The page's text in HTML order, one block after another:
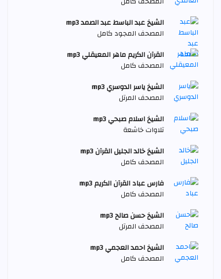
الشيخ عبد الباسط عبد الصمد mp3
المصحف المجود كامل
القرآن الكريم ماهر المعيقلي mp3
المصحف كامل
الشيخ ياسر الدوسري mp3
المصحف المرتل
الشيخ اسلام صبحي mp3
تلاوات خاشعة
الشيخ خالد الجليل القرآن mp3
المصحف كامل
فارس عباد القرآن الكريم mp3
المصحف كامل
الشيخ حسن صالح mp3
المصحف المرتل
الشيخ احمد العجمي mp3
المصحف كامل